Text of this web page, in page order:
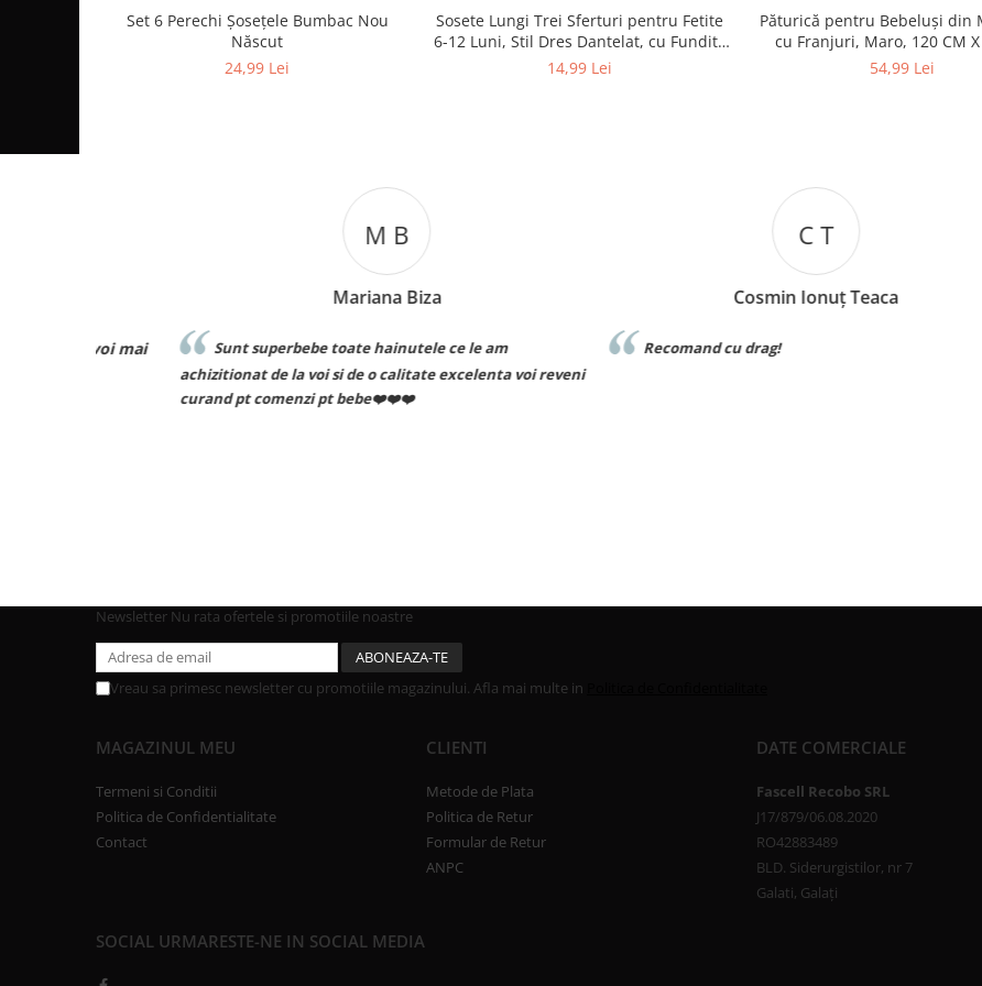
Set 6 Perechi Şosețele Bumbac Nou
Născut
24,99 Lei
Sosete Lungi Trei Sferturi pentru Fetite
6-12 Luni, Stil Dres Dantelat, cu Fundita
Eleganta
14,99 Lei
Păturică pentru Bebeluși din
cu Franjuri, Maro, 120 CM X
54,99 Lei
Mariana Biza
Sunt superbebe toate hainutele ce le am
achizitionat de la voi si de o calitate excelenta voi reveni
curand pt comenzi pt bebe❤️❤️❤️
Cosmin Ionuț Teaca
Recomand cu drag!
Newsletter Nu rata ofertele si promotiile noastre
Vreau sa primesc newsletter cu promotiile magazinului. Afla mai multe in
MAGAZINUL MEU
Termeni si Conditii
Politica de Confidentialitate
Contact
CLIENTI
Metode de Plata
Politica de Retur
Formular de Retur
ANPC
DATE COMERCIALE
Fascell Recobo SRL
J17/879/06.08.2020
RO42883489
BLD. Siderurgistilor, nr 7
Galati, Galați
SOCIAL URMARESTE-NE IN SOCIAL MEDIA